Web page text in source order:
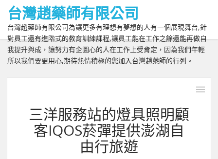
台灣趙藥師有限公司
台灣趙藥師有限公司為讓更多有理想有夢想的人有一個展現舞台,針
對員工還有進階式的教育訓練課程,讓員工能在工作之餘還能再做自
我提升與成，讓努力有企圖心的人在工作上受肯定，因為我們年輕
所以我們要更用心,期待熱情積極的您加入台灣趙藥師的行列。
三洋服務站的燈具照明顧
客IQOS菸彈提供澎湖自
由行旅遊